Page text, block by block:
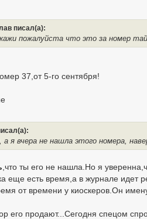
писал(а):
пожалуйста что это за номер
37,от 5-го сентября!
а я вчера не нашла этого номера,
,что ты его не нашла.Но я
еще есть время,а в журнале идет
от времени у киоскеров.Он
его продают...Сегодня спецом